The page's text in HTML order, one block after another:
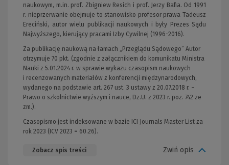
naukowym, m.in. prof. Zbigniew Resich i prof. Jerzy Bafia. Od 1991
r. nieprzerwanie obejmuje to stanowisko profesor prawa Tadeusz
Ereciński, autor wielu publikacji naukowych i były Prezes Sądu
Najwyższego, kierujący pracami Izby Cywilnej (1996-2016).
Za publikację naukową na łamach „Przeglądu Sądowego” Autor
otrzymuje 70 pkt. (zgodnie z załącznikiem do komunikatu Ministra
Nauki z 5.01.2024 r. w sprawie wykazu czasopism naukowych
i recenzowanych materiałów z konferencji międzynarodowych,
wydanego na podstawie art. 267 ust. 3 ustawy z 20.07.2018 r. –
Prawo o szkolnictwie wyższym i nauce, Dz.U. z 2023 r. poz. 742 ze
zm.).
Czasopismo jest indeksowane w bazie ICI Journals Master List za
rok 2023 (ICV 2023 = 60.26).
Zobacz spis treści Zwiń opis